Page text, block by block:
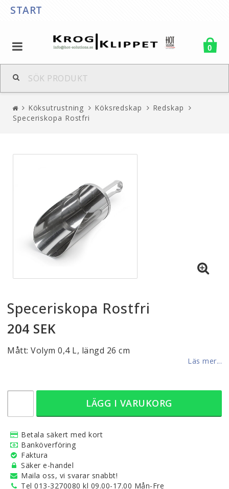
START
0
Köksutrustning Köksredskap
Redskap
Speceriskopa Rostfri
Speceriskopa Rostfri
204 SEK
Mått: Volym 0,4 L, längd 26 cm
Läs mer...
LÄGG I VARUKORG
Betala säkert med kort
Banköverföring
Faktura
Säker e-handel
Maila oss, vi svarar snabbt!
Tel 013-3270080 kl 09.00-17.00 Mån-Fre